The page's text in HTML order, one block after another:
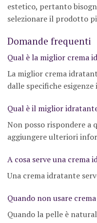
estetico, pertanto
selezionare il prodotto
Domande frequenti
Qual è la miglior crema
La miglior crema
dalle specifiche
Qual è il miglior
Non posso rispondere a
aggiungere ulteriori
A cosa serve una crema
Una crema idratante
Quando non usare
Quando la pelle è